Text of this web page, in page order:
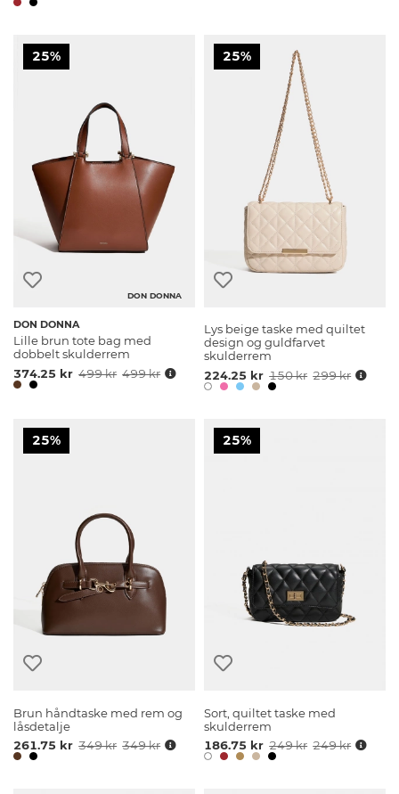
25%
DON DONNA
DON DONNA
Lille brun tote bag med
dobbelt skulderrem
374.25 kr 499 kr 499 kr
25%
Lys beige taske med quiltet
design og guldfarvet
skulderrem
224.25 kr 150 kr 299 kr
25%
Brun håndtaske med rem og
låsdetalje
261.75 kr 349 kr 349 kr
25%
Sort, quiltet taske med
skulderrem
186.75 kr 249 kr 249 kr